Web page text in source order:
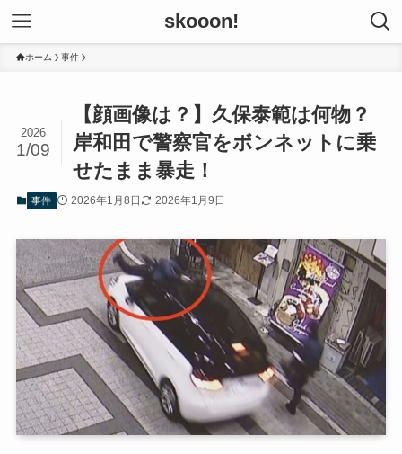
skooon!
ホーム 事件
【顔画像は？】久保泰範は何物？
岸和田で警察官をボンネットに乗
せたまま暴走！
2026
1/09
事件 2026年1月8日 2026年1月9日